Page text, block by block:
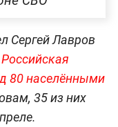
Сергей Лавров
80 населёнными
35 из них